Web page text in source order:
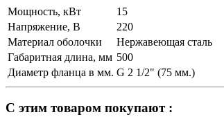
Мощность, кВт
15
Напряжение, В
220
Материал оболочки
Нержавеющая сталь
Габаритная длина, мм 500
Диаметр фланца в мм. G 2 1/2" (75 мм.)
С этим товаром покупают :